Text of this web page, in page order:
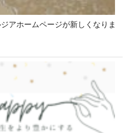
アホームページが新しくなりま